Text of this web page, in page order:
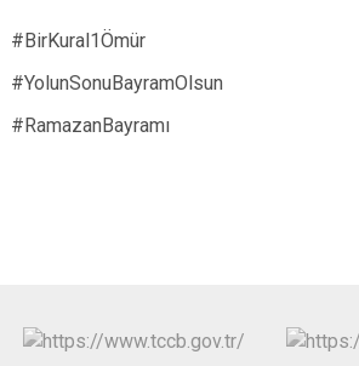
#BirKural1Ömür
#YolunSonuBayramOlsun
#RamazanBayramı